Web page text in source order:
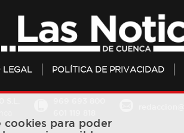
LEGAL POLÍTICA DE PRIVACIDAD
cookies para poder